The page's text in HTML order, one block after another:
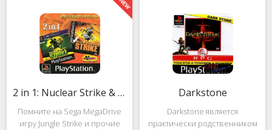
классическую историю, в
которой идёт битва за
королевство Азерот в мире
Средневековья с
народы объединяются в
борьбе с врагом, Земля
рушится, но
2 in 1: Nuclear Strike & Soviet Strike
Помните на Sega MegaDrive
игру Jungle Strike и прочие
Darkstone
Darkstone является
практически родственником